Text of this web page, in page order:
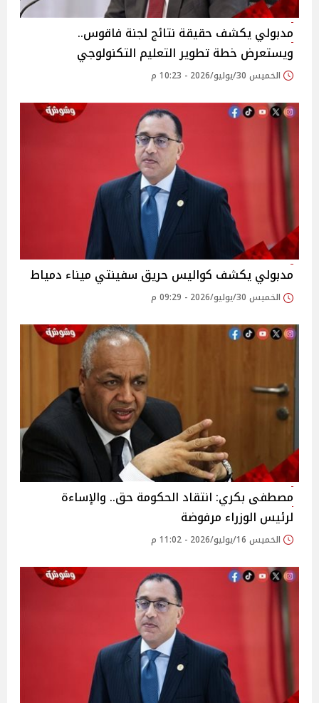
مدبولي يكشف حقيقة نتائج لجنة فاقوس..
ويستعرض خطة تطوير التعليم التكنولوجي
الخميس 30/يوليو/2026 - 10:23 م
مدبولي يكشف كواليس حريق سفينتي ميناء دمياط
الخميس 30/يوليو/2026 - 09:29 م
مصطفى بكري: انتقاد الحكومة حق.. والإساءة
لرئيس الوزراء مرفوضة
الخميس 16/يوليو/2026 - 11:02 م